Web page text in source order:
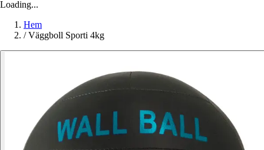
Loading...
Hem
/ Väggboll Sporti 4kg